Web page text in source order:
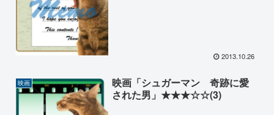
2013.10.26
映画
映画「シュガーマン 奇跡に愛
された男」★★★☆☆(3)